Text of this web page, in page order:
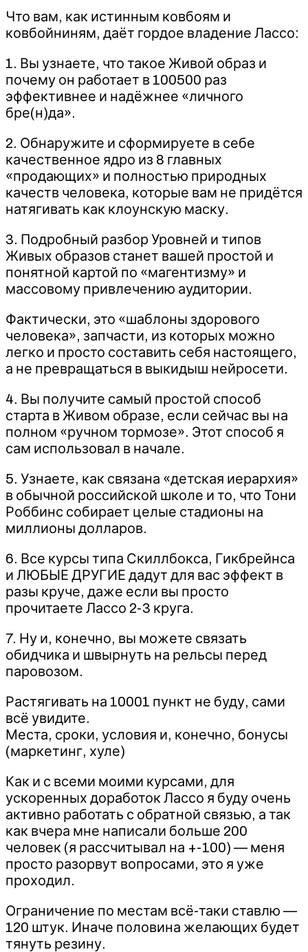
Что вам, как истинным ковбоям и
ковбойниням, даёт гордое владение Лассо:
1. Вы узнаете, что такое Живой образ и
почему он работает в 100500 раз
эффективнее и надёжнее «личного
бре(н)да».
2. Обнаружите и сформируете в себе
качественное ядро из 8 главных
«продающих» и полностью природных
качеств человека, которые вам не придётся
натягивать как клоунскую маску.
3. Подробный разбор Уровней и типов
Живых образов станет вашей простой и
понятной картой по «магентизму» и
массовому привлечению аудитории.
Фактически, это «шаблоны здорового
человека», запчасти, из которых можно
легко и просто составить себя настоящего,
а не превращаться в выкидыш нейросети.
4. Вы получите самый простой способ
старта в Живом образе, если сейчас вы на
полном «ручном тормозе». Этот способ я
сам использовал в начале.
5. Узнаете, как связана «детская иерархия»
в обычной российской школе и то, что Тони
Роббинс собирает целые стадионы на
миллионы долларов.
6. Все курсы типа Скиллбокса, Гикбрейнса
и ЛЮБЫЕ ДРУГИЕ дадут для вас эффект в
разы круче, даже если вы просто
прочитаете Лассо 2-3 круга.
7. Ну и, конечно, вы можете связать
обидчика и швырнуть на рельсы перед
паровозом.
Растягивать на 10001 пункт не буду, сами
всё увидите.
Места, сроки, условия и, конечно, бонусы
(маркетинг, хуле)
Как и с всеми моими курсами, для
ускоренных доработок Лассо я буду очень
активно работать с обратной связью, а так
как вчера мне написали больше 200
человек (я рассчитывал на +-100) — меня
просто разорвут вопросами, это я уже
проходил.
Ограничение по местам всё-таки ставлю —
120 штук. Иначе половина желающих будет
тянуть резину.